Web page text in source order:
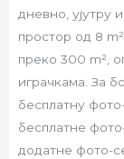
дневно, ујутру
простор од 8
преко 300 m²,
играчкама. За
бесплатну
бесплатне
додатне фото-